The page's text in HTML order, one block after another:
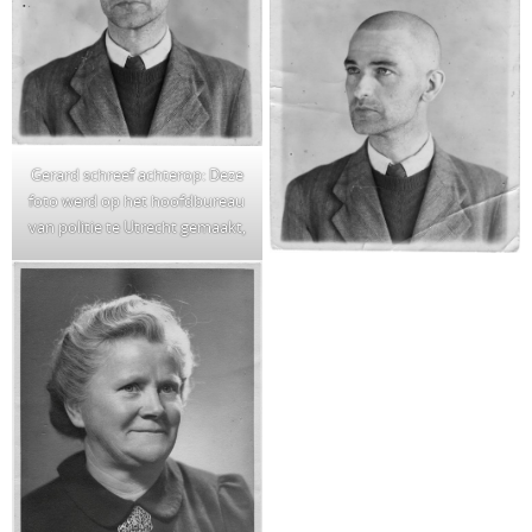
Gerard schreef achterop: Deze
foto werd op het hoofdbureau
van politie te Utrecht gemaakt,